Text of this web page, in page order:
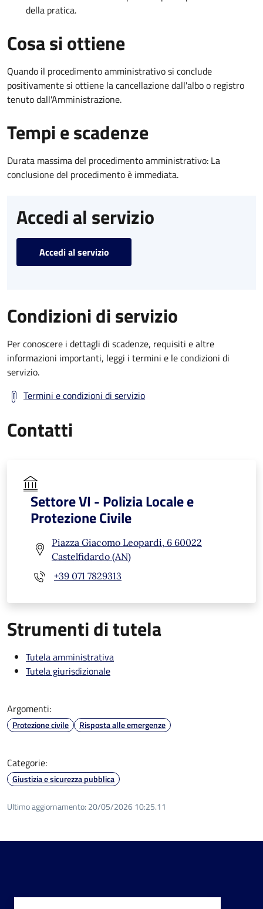
della pratica.
Cosa si ottiene
Quando il procedimento amministrativo si conclude
positivamente si ottiene la cancellazione dall'albo o registro
tenuto dall'Amministrazione.
Tempi e scadenze
Durata massima del procedimento amministrativo: La
conclusione del procedimento è immediata.
Accedi al servizio
Accedi al servizio
Condizioni di servizio
Per conoscere i dettagli di scadenze, requisiti e altre
informazioni importanti, leggi i termini e le condizioni di
servizio.
Termini e condizioni di servizio
Contatti
Settore VI - Polizia Locale e
Protezione Civile
Piazza Giacomo Leopardi, 6 60022
Castelfidardo (AN)
+39 071 7829313
Strumenti di tutela
Tutela amministrativa
Tutela giurisdizionale
Argomenti:
Protezione civile Risposta alle emergenze
Categorie:
Giustizia e sicurezza pubblica
Ultimo aggiornamento: 20/05/2026 10:25.11